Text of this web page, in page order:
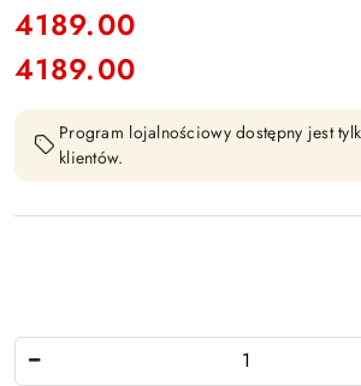
cena:
4189.00
Cena:
4189.00
Program lojalnościowy dostępny jest
klientów.